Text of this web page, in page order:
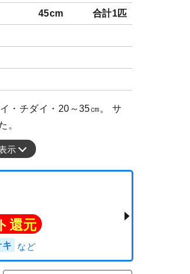
45cm 合計1匹
・チダイ・20～35㎝。 サ
。
示